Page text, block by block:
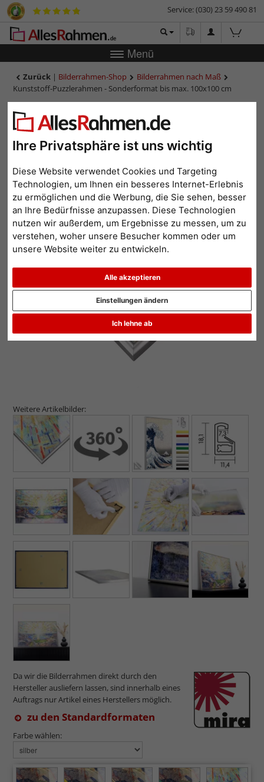
Ihre Privatsphäre ist uns wichtig
Diese Website verwendet Cookies und Targeting
Technologien, um Ihnen ein besseres Internet-Erlebnis
zu ermöglichen und die Werbung, die Sie sehen, besser
an Ihre Bedürfnisse anzupassen. Diese Technologien
nutzen wir außerdem, um Ergebnisse zu messen, um zu
verstehen, woher unsere Besucher kommen oder um
unsere Website weiter zu entwickeln.
Alle akzeptieren
Ich lehne ab
Einstellungen ändern
Service: (030) 23 59 490 81
Menü
Zurück | Bilderrahmen-Shop
Bilderrahmen nach Maß
Kunststoff-Puzzlerahmen - Sonderformat bis max. 100x100 cm
Kunststoff-Puzzlerahmen -
Sonderformat bis max.
100x100 cm
Weitere Artikelbilder:
Da wir die Bilderrahmen direkt durch den
Hersteller ausliefern lassen, sind innerhalb eines
Auftrags nur Artikel eines Herstellers möglich.
zu den Standardformaten
Farbe wählen: